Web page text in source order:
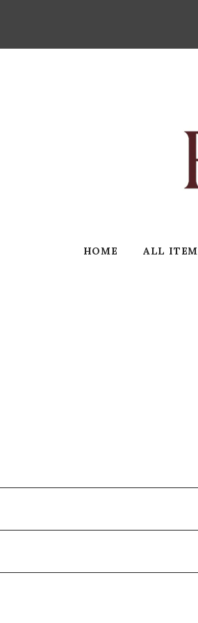
HOME ALL ITEM